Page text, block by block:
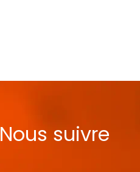
Nous suivre